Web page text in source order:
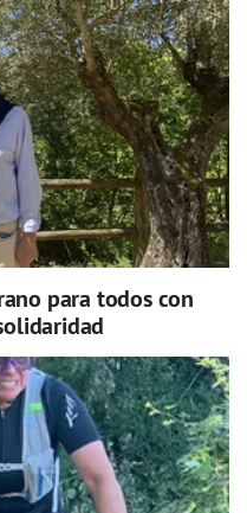
para todos con